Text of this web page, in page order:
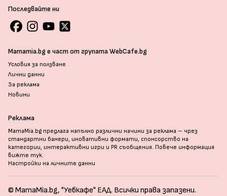
Последвайте ни
Mamamia.bg е част от групата WebCafe.bg
Условия за ползване
Лични данни
За реклама
Новини
Реклама
MamaMia.bg предлага напълно различни начини за реклама – чрез
стандартни банери, иновативни формати, спонсорство на
категории, интерактивни игри и PR съобщения. Повече информация
вижте тук.
Настройки на личните данни
© MamaMia.bg, "Уебкафе" ЕАД. Всички права запазени.